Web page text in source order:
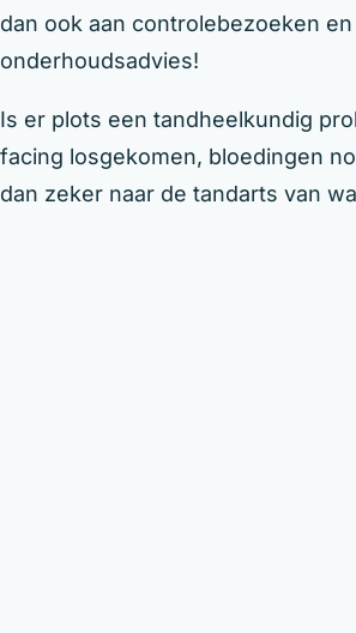
dan ook aan controlebezoeken en
onderhoudsadvies!
Is er plots een tandheelkundig
facing losgekomen, bloedingen
dan zeker naar de tandarts van